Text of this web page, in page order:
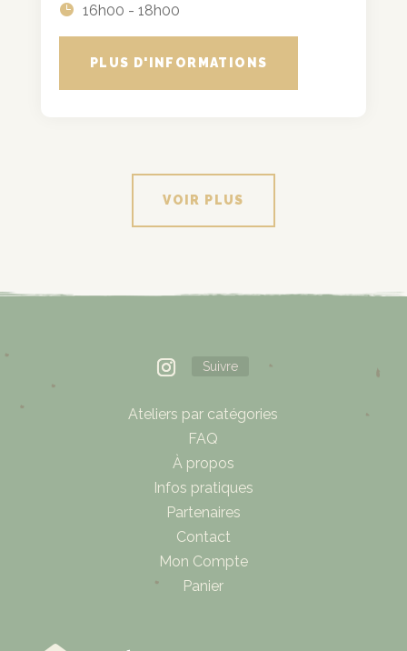
16h00 - 18h00
PLUS D'INFORMATIONS
VOIR PLUS
Suivre
Ateliers par catégories
FAQ
À propos
Infos pratiques
Partenaires
Contact
Mon Compte
Panier